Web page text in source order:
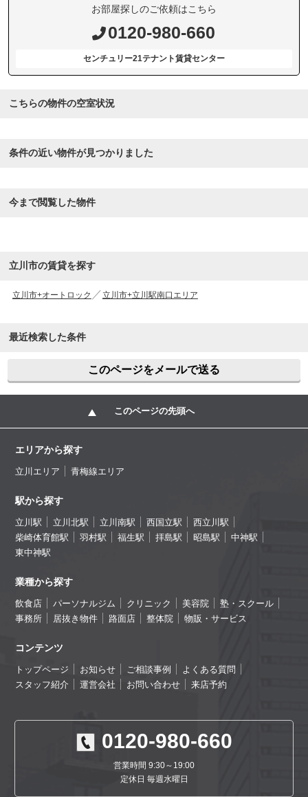
お部屋探しのご依頼はこちら
0120-980-660
センチュリー21テナント賃貸センター
こちらの物件の空室状況
条件の近い物件が見つかりました
今まで閲覧した物件
立川市の賃貸を探す
立川市+オートロック 立川市+立川駅南口エリア
最近検索した条件
このページをメールで送る
このページの先頭へ
エリアから探す
立川エリア 青梅線エリア
駅から探す
立川駅 立川北駅 立川南駅 西国立駅
西立川駅
柴崎体育館駅
羽村駅 福生駅 拝島駅 昭島駅
中神駅
東中神駅
業種から探す
飲食店 パーソナルジム クリニック 美容院
塾・スクール
事務所
居抜き物件 路面店 整体院 物販・サービス
コンテンツ
トップページ お知らせ ご相談事例
よくある質問
スタッフ紹介
運営会社 お問い合わせ 来店予約
0120-980-660
営業時間 9:30～19:00
定休日 毎週水曜日